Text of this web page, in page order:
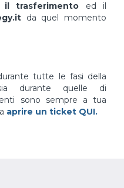
il trasferimento ed il
da quel momento
tutte le fasi della
durante quelle di
sono sempre a tua
aprire un ticket QUI.